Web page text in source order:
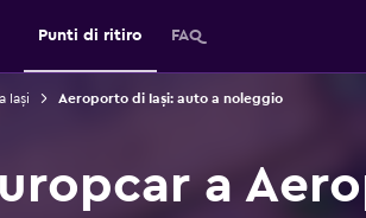
Punti di ritiro FAQ
Iași Aeroporto di Iași: auto a noleggio
a